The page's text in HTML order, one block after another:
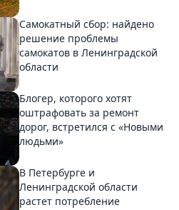
Самокатный сбор: найдено
решение проблемы
самокатов в Ленинградской
области
Блогер, которого хотят
оштрафовать за ремонт
дорог, встретился с «Новыми
людьми»
В Петербурге и
Ленинградской области
растет потребление